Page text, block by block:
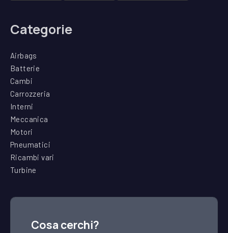
Categorie
Airbags
Batterie
Cambi
Carrozzeria
Interni
Meccanica
Motori
Pneumatici
Ricambi vari
Turbine
Cosa cerchi?